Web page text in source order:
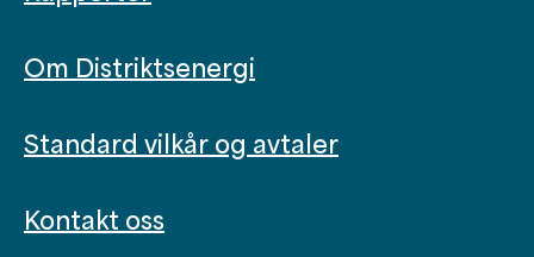
Om Distriktsenergi
Standard vilkår og avtaler
Kontakt oss